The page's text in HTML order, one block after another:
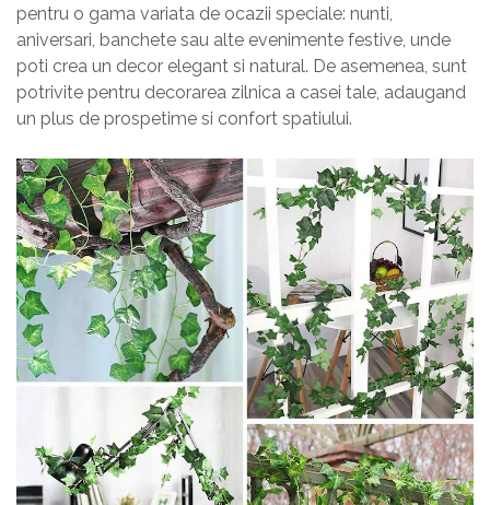
pentru o gama variata de ocazii speciale: nunti,
aniversari, banchete sau alte evenimente festive, unde
poti crea un decor elegant si natural. De asemenea, sunt
potrivite pentru decorarea zilnica a casei tale, adaugand
un plus de prospetime si confort spatiului.